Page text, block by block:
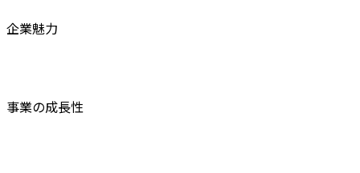
企業魅力
事業の成長性